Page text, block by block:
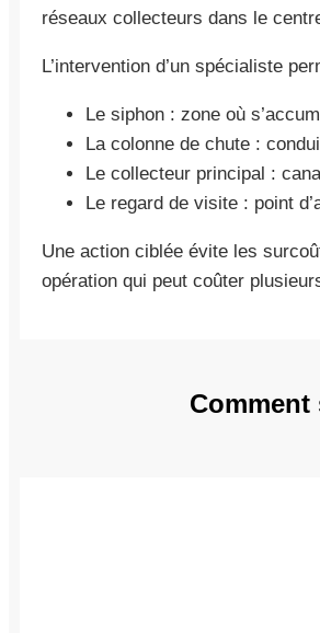
réseaux collecteurs dans le
L’intervention d’un spécialiste
Le siphon : zone où
La colonne de chute :
Le collecteur principal :
Le regard de visite : point
Une action ciblée évite les
opération qui peut coûter